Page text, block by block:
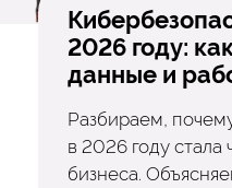
2026 году:
данные и
Разбираем,
в 2026 году стала
бизнеса.